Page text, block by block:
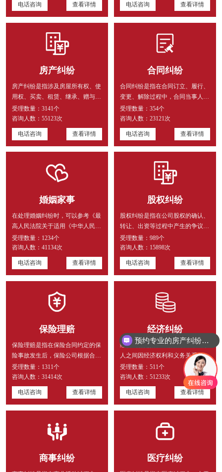
电话咨询 查看详情 电话咨询 查看详情
房产纠纷
房产纠纷是指涉及房屋所有权、使
用权、买卖、租赁、继承、赠与等
权益的争议。处理房产纠纷的法
律...
受理数量： 3141个
咨询人数： 55123次
电话咨询 查看详情
合同纠纷
合同纠纷是指在合同订立、履行、
变更、解除过程中，合同当事人之
间因权利义务关系产生的争议。
处...
受理数量： 354个
咨询人数： 23121次
电话咨询 查看详情
婚姻家事
在处理婚姻纠纷时，可以参考《最
高人民法院关于适用《中华人民共
和国民法典》婚姻家庭编的解释
（...
受理数量： 1234个
咨询人数： 41134次
电话咨询 查看详情
股权纠纷
股权纠纷是指在公司股权的确认、
转让、出资等过程中产生的争议和
纠纷。这些纠纷可能涉及到股东
之...
受理数量： 989个
咨询人数： 15898次
电话咨询 查看详情
保险理赔
保险理赔是指在保险合同约定的保
险事故发生后，保险公司根据合同
规定，对被保险人提出的索赔请
求...
受理数量： 1311个
咨询人数： 31414次
电话咨询 查看详情
经济纠纷
经济纠纷是指在经济活动中，当事
人之间因经济权利和义务关系产生
的争议。这类纠纷通常涉及合同
履...
受理数量： 511个
咨询人数： 51233次
电话咨询 查看详情
商事纠纷 医疗纠纷
你们律所在什么位置？